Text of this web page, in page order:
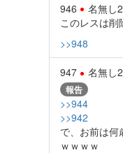
946 名無し
このレスは削
>>948
947 名無し
報告
>>944
>>942
で、お前は何
ｗｗｗｗ